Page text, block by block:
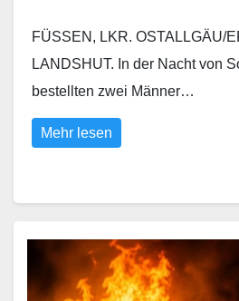
FÜSSEN, LKR. OSTALLGÄU/
LANDSHUT. In der Nacht von
bestellten zwei Männer…
Mehr lesen